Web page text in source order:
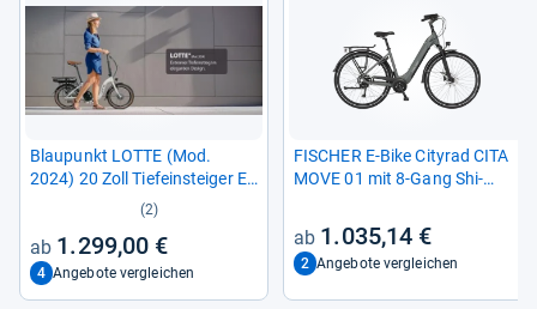
Blau­punkt LOTTE (Mod.
2024) 20 Zoll Tiefein­stei­ger E-​
(2)
1.299,00 €
4 Angebote vergleichen
FISCHER E-​Bike City­rad CITA
MOVE 01 mit 8-​Gang Shi­
1.035,14 €
2 Angebote vergleichen